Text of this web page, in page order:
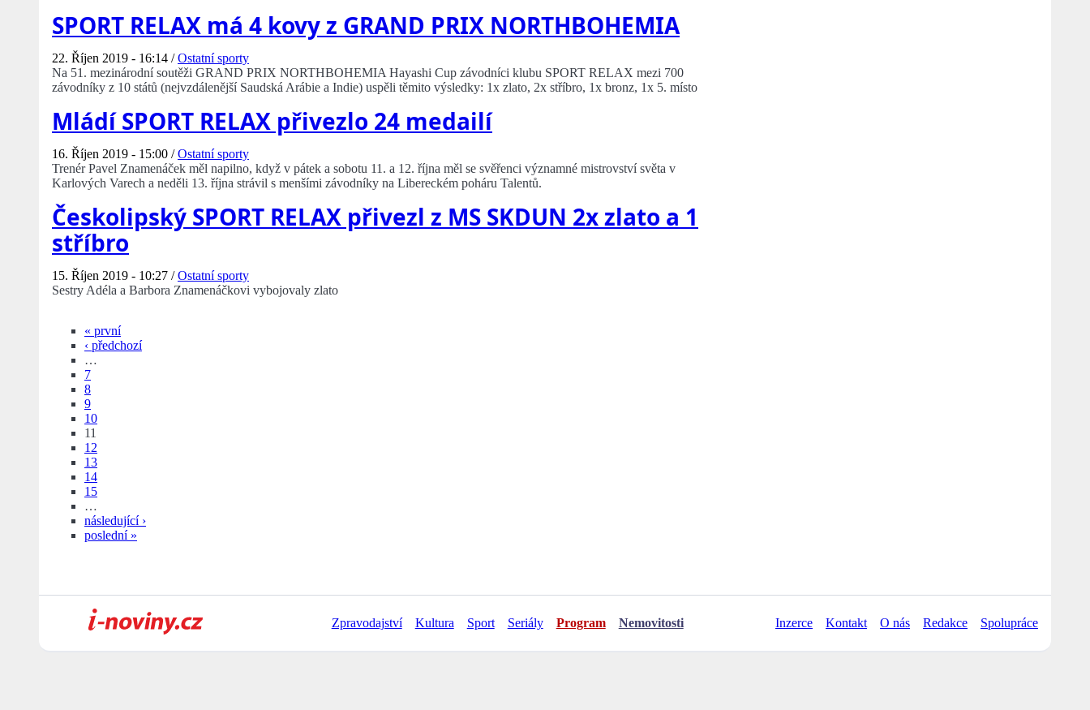
SPORT RELAX má 4 kovy z GRAND PRIX NORTHBOHEMIA
22. Říjen 2019 - 16:14 /Ostatní sporty
Na 51. mezinárodní soutěži GRAND PRIX NORTHBOHEMIA Hayashi Cup závodníci klubu SPORT RELAX mezi 700
závodníky z 10 států (nejvzdálenější Saudská Arábie a Indie) uspěli těmito výsledky: 1x zlato, 2x stříbro, 1x bronz, 1x 5. místo
Mládí SPORT RELAX přivezlo 24 medailí
16. Říjen 2019 - 15:00 /Ostatní sporty
Trenér Pavel Znamenáček měl napilno, když v pátek a sobotu 11. a 12. října měl se svěřenci významné mistrovství světa v
Karlových Varech a neděli 13. října strávil s menšími závodníky na Libereckém poháru Talentů.
Českolipský SPORT RELAX přivezl z MS SKDUN 2x zlato a 1
stříbro
15. Říjen 2019 - 10:27 /Ostatní sporty
Sestry Adéla a Barbora Znamenáčkovi vybojovaly zlato
« první
‹ předchozí
…
7
8
9
10
11
12
13
14
15
…
následující ›
poslední »
Zpravodajství Kultura Sport Seriály Program Nemovitosti Inzerce Kontakt O nás Redakce Spolupráce